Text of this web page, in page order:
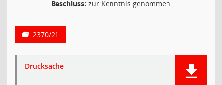
Beschluss: zur Kenntnis genommen
2370/21
Drucksache